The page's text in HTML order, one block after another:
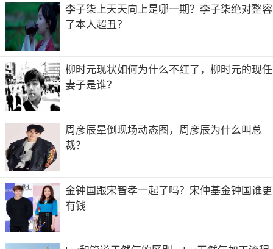
位青年才俊，喜欢音乐喜欢电影，卖过衣服也写过书，能写
连续剧也能写电影剧本，总之，是一位非常有文艺范儿的文
字男，他最出名的作品的就算是《寻找完美世界》和将作家
海巖《五星饭店》剧本改编的小说了。
杨一柳为什么坐牢
早前就有传闻称，张子萱老公杨一柳因为打架被拘留，在得
知妻子与陈赫的 *** 后曾放话要找陈赫算账。不过今天(1月
28日)微博账号叫“星扒皮”的发表微博称，张子萱老公杨一
柳打人被抓的原因，事情发生在几个月前，杨一柳婚内劈腿
女明星被某工作室 *** 到了，杨激动动手打了人。
张子萱不是离婚了吗，为什么他前夫从监狱里出来还有打陈
赫
因为他前夫转移了很多财产给你方叫她等他出来结果那女的
被陈赫勾引了被
他妈的我只想知道杨一柳为什么坐牢 怎么全是他媳妇和陈
李子柒上天天向上是哪一期？李子柒绝对整容
了本人超丑？
柳时元现状如何为什么不红了，柳时元的现任
妻子是谁？
周彦辰晕倒现场动态图，周彦辰为什么叫总
裁？
金钟国跟宋智孝一起了吗？宋仲基金钟国谁更
有钱